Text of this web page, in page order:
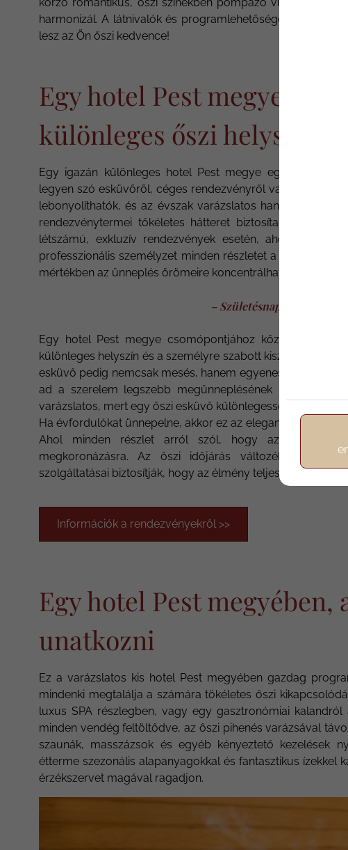
harmonizál. A látnivalók és programlehetőségek ilyenkor
lesz az Ön őszi kedvence!
Egy hotel Pest megye
különleges őszi helyszín
Egy igazán különleges hotel Pest megye egyik
legyen szó esküvőről, céges rendezvényről vagy privát
lebonyolíthatók, és az évszak varázslatos hangulata csak
rendezvénytermei tökéletes hátteret biztosítanak az élet
létszámú, exkluzív rendezvények esetén, ahol az
professzionális személyzet minden részletet a legnagyobb
mértékben az ünneplés örömeire koncentrálhatnak.
– Születésnapok –
Egy hotel Pest megye csomópontjához közel, ahol egy
különleges helyszín és a személyre szabott kiszolgálás
esküvő pedig nemcsak mesés, hanem egyenesen
ad a szerelem legszebb megünneplésének –
varázslatos, mert egy őszi esküvő különlegességét nehéz
Ha évfordulókat ünnepelne, akkor ez az eleganciát és
Ahol minden részlet arról szól, hogy az együtt
megkoronázásra. Az őszi időjárás változékonysága
szolgáltatásai biztosítják, hogy az élmény teljeskörű és
Információk a rendezvényekről >>
Egy hotel Pest megyében,
unatkozni
Ez a varázslatos kis hotel Pest megyében gazdag
mindenki megtalálja a számára tökéletes őszi
luxus SPA részlegben, vagy egy gasztronómiai
minden vendég feltöltődve, az őszi pihenés varázsával
szaunák, masszázsok és egyéb kényeztető kezelések
étterme szezonális alapanyagokkal és fantasztikus ízekkel
érzékszervet magával ragadjon.